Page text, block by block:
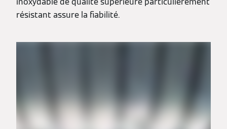
résistant assure la fiabilité.